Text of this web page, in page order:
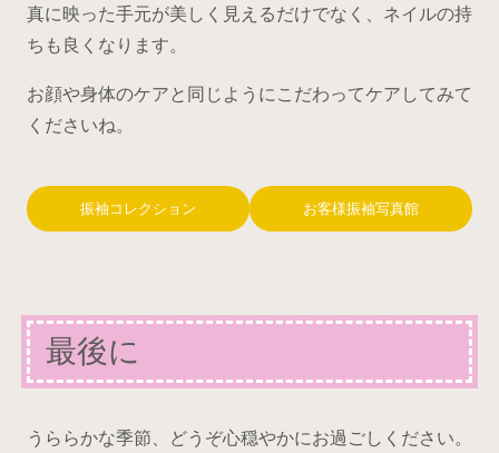
真に映った手元が美しく見えるだけでなく、ネイルの持
ちも良くなります。
お顔や身体のケアと同じようにこだわってケアしてみて
くださいね。
振袖コレクション お客様振袖写真館
最後に
うららかな季節、どうぞ心穏やかにお過ごしください。